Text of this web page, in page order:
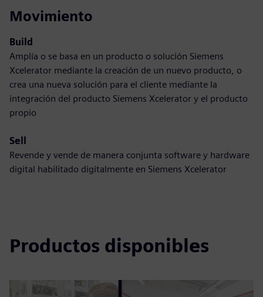
Movimiento
Build
Amplía o se basa en un producto o solución Siemens
Xcelerator mediante la creación de un nuevo producto, o
crea una nueva solución para el cliente mediante la
integración del producto Siemens Xcelerator y el producto
propio
Sell
Revende y vende de manera conjunta software y hardware
digital habilitado digitalmente en Siemens Xcelerator
Productos disponibles